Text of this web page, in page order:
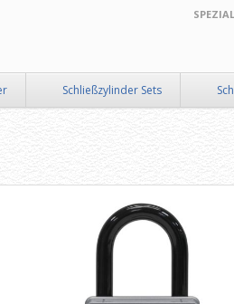
Schließzylinder Sets